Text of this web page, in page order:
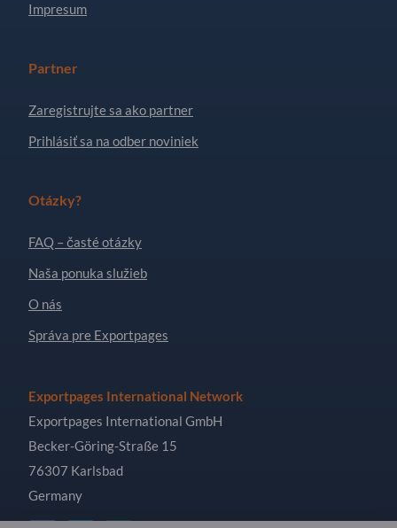
Impresum
Partner
Zaregistrujte sa ako partner
Prihlásiť sa na odber noviniek
Otázky?
FAQ – časté otázky
Naša ponuka služieb
O nás
Správa pre Exportpages
Exportpages International Network
Exportpages International GmbH
Becker-Göring-Straße 15
76307 Karlsbad
Germany